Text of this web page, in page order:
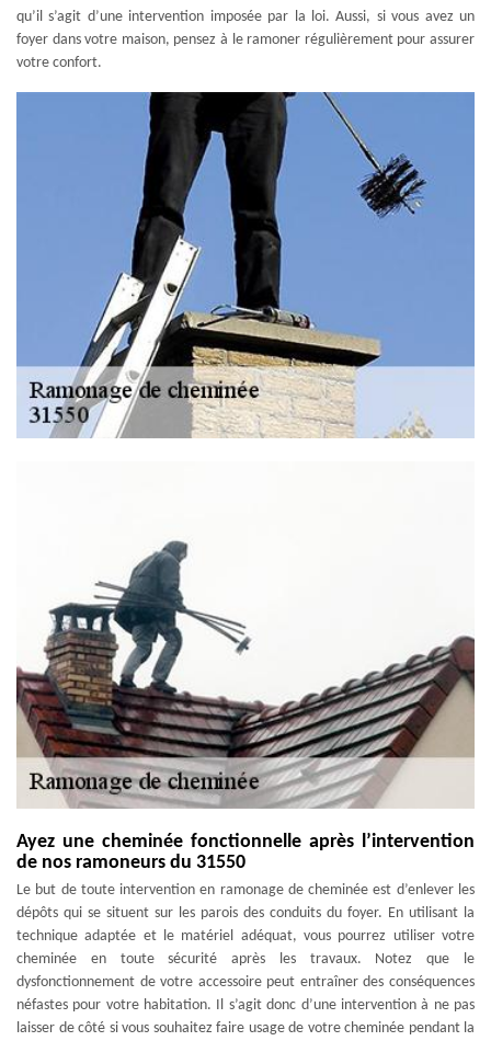
qu’il s’agit d’une intervention imposée par la loi. Aussi, si vous avez un
foyer dans votre maison, pensez à le ramoner régulièrement pour assurer
votre confort.
Ayez une cheminée fonctionnelle après l’intervention
de nos ramoneurs du 31550
Le but de toute intervention en ramonage de cheminée est d’enlever les
dépôts qui se situent sur les parois des conduits du foyer. En utilisant la
technique adaptée et le matériel adéquat, vous pourrez utiliser votre
cheminée en toute sécurité après les travaux. Notez que le
dysfonctionnement de votre accessoire peut entraîner des conséquences
néfastes pour votre habitation. Il s’agit donc d’une intervention à ne pas
laisser de côté si vous souhaitez faire usage de votre cheminée pendant la